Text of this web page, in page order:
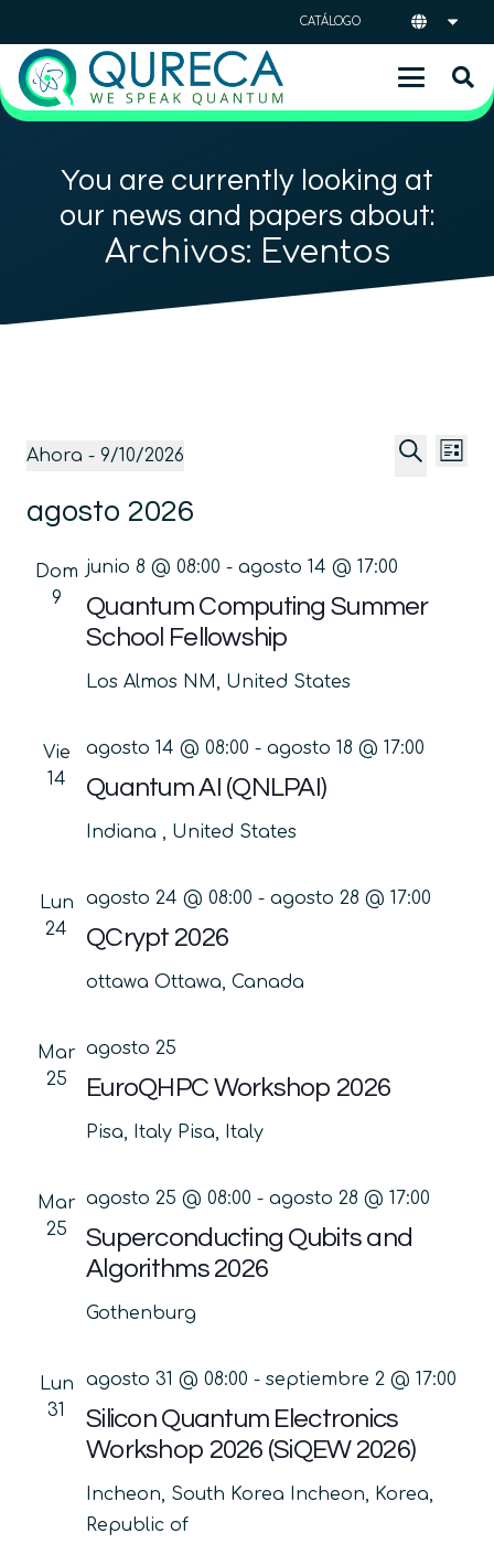
CATÁLOGO
You are currently looking at
our news and papers about:
Archivos: Eventos
Eventos
y
vistas
Lista
Ahora - 9/10/2026
la
agosto 2026
Dom
9
Quantum Computing Summer
School Fellowship
junio 8 @ 08:00 - agosto 14 @ 17:00
Los Almos NM, United States
Vie
14
Quantum AI (QNLPAI)
agosto 14 @ 08:00 - agosto 18 @ 17:00
Indiana , United States
Lun
24
QCrypt 2026
agosto 24 @ 08:00 - agosto 28 @ 17:00
ottawa Ottawa, Canada
Mar
25
EuroQHPC Workshop 2026
agosto 25
Pisa, Italy Pisa, Italy
Mar
25
Superconducting Qubits and
Algorithms 2026
agosto 25 @ 08:00 - agosto 28 @ 17:00
Gothenburg
Lun
31
Silicon Quantum Electronics
Workshop 2026 (SiQEW 2026)
agosto 31 @ 08:00 - septiembre 2 @ 17:00
Incheon, South Korea Incheon, Korea,
Republic of